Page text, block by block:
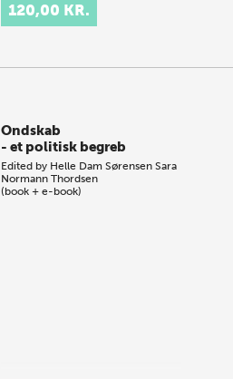
120,00 KR.
Ondskab
- et politisk begreb
Edited by Helle Dam Sørensen Sara
Normann Thordsen
(book + e-book)